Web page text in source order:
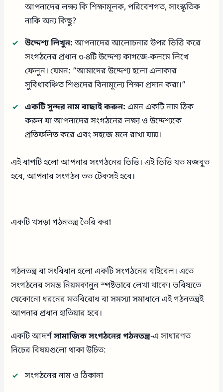
আপনাদের লক্ষ্য কি শিক্ষামূলক, পরিবেশগত, সাংস্কৃতিক
নাকি অন্য কিছু?
উদ্দেশ্য লিখুন:আপনাদের আলোচনার উপর ভিত্তি করে
সংগঠনের প্রধান ৩-৪টি উদ্দেশ্য কাগজে-কলমে লিখে
ফেলুন। যেমন: “আমাদের উদ্দেশ্য হলো এলাকার
সুবিধাবঞ্চিত শিশুদের বিনামূল্যে শিক্ষা প্রদান করা।”
একটি সুন্দর নাম বাছাই করুন: এমন একটি নাম ঠিক
করুন যা আপনাদের সংগঠনের লক্ষ্য ও উদ্দেশ্যকে
প্রতিফলিত করে এবং সহজে মনে রাখা যায়।
এই ধাপটি হলো আপনার সংগঠনের ভিত্তি। এই ভিত্তি যত মজবুত
হবে, আপনার সংগঠন তত টেকসই হবে।
একটি খসড়া গঠনতন্ত্র তৈরি করা
গঠনতন্ত্র বা সংবিধান হলো একটি সংগঠনের বাইবেল। এতে
সংগঠনের সমস্ত নিয়মকানুন স্পষ্টভাবে লেখা থাকে। ভবিষ্যতে
যেকোনো ধরনের মতবিরোধ বা সমস্যা সমাধানে এই গঠনতন্ত্রই
আপনার প্রধান হাতিয়ার হবে।
একটি আদর্শসামাজিক সংগঠনের গঠনতন্ত্র-এ সাধারণত
নিচের বিষয়গুলো থাকা উচিত:
সংগঠনের নাম ও ঠিকানা